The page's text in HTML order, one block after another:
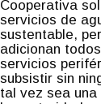
Cooperativa
servicios de
sustentable,
adicionan
servicios
subsistir sin
tal vez sea una